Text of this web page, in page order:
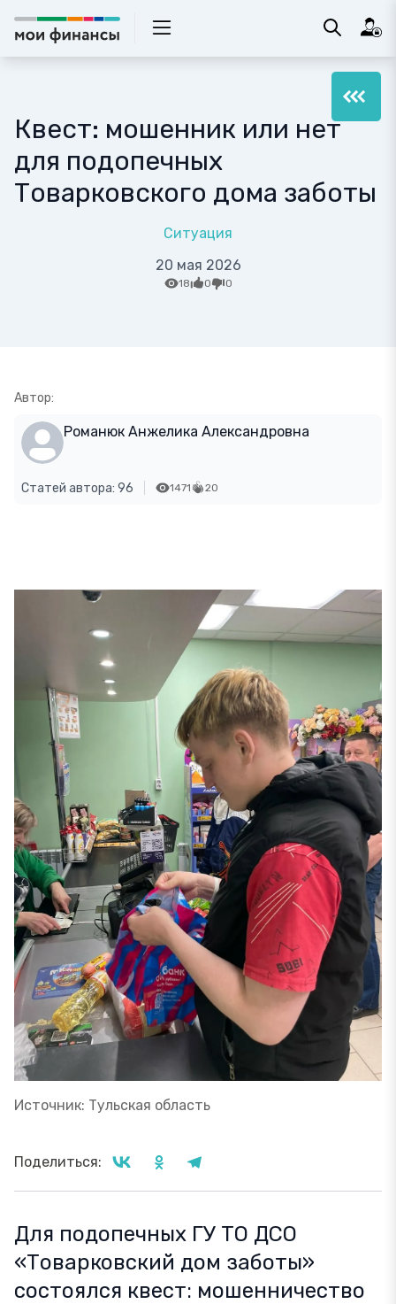
Квест: мошенник или нет
для подопечных
Товарковского дома заботы
Ситуация
20 мая 2026
18 0 0
Автор:
Романюк Анжелика Александровна
Статей автора: 96 1471 20
Источник: Тульская область
Поделиться:
Для подопечных ГУ ТО ДСО
«Товарковский дом заботы»
состоялся квест: мошенничество